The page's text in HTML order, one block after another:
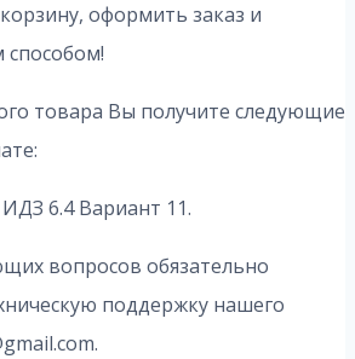
оформить заказ и
товара Вы получите следующие
6.4 Вариант 11.
вопросов обязательно
поддержку нашего